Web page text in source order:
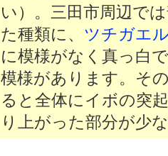
い）。三田市周辺で
た種類に、 ツチガエ
に模様がなく真っ白
模様があります。そ
ると全体にイボの突
り上がった部分が少